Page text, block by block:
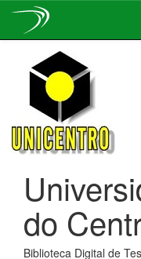
navigation
do
Biblioteca Digital de